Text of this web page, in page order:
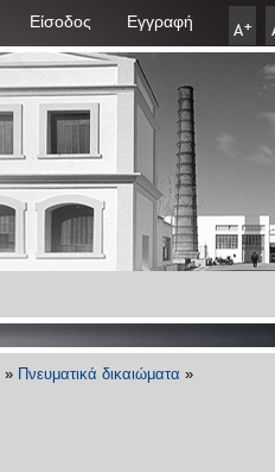
Εγγραφή
Είσοδος
» Πνευματικά δικαιώματα »